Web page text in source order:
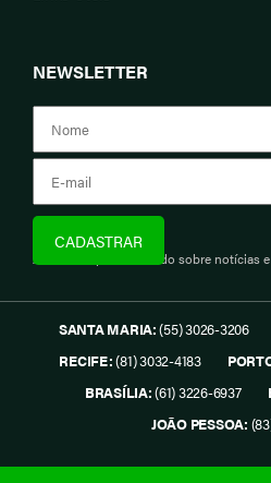
NEWSLETTER
Assine e fique informado sobre notícias
SANTA MARIA:(55) 3026-3206
RECIFE:(81) 3032-4183
BRASÍLIA:(61) 3226-6937
JOÃO PESSOA: